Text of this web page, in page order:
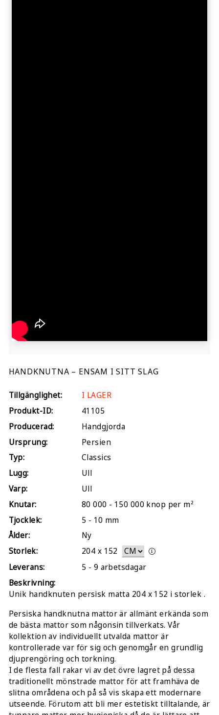
HANDKNUTNA – ENSAM I SITT SLAG
Tillgänglighet:
I LAGER
Produkt-ID:
41105
Producerad:
Handgjorda
Ursprung:
Persien
Typ:
Classics
Lugg:
Ull
Varp:
Ull
Knutar:
80 000 - 150 000 knop per m²
Tjocklek:
5 - 10 mm
Ålder:
Ny
Storlek:
204 x 152
Leverans:
5 - 9 arbetsdagar
Beskrivning:
Unik handknuten persisk matta 204 x 152 i storlek .
Persiska handknutna mattor är allmänt erkända som
de bästa mattor som någonsin tillverkats. Vår
kollektion av individuellt utvalda mattor är
kontrollerade var för sig och genomgår en grundlig
djuprengöring och torkning.
I de flesta fall rakar vi av det övre lagret på dessa
traditionellt mönstrade mattor för att framhäva de
slitna områdena och på så vis skapa ett modernare
utseende. Förutom att bli mer estetiskt tilltalande, är